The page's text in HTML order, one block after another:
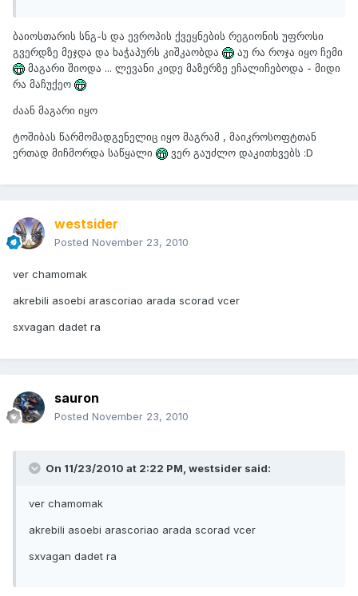
ბაიოსთარის სნგ-ს და ევროპის ქვეყნების რეგიონის უფროსი
გვერდზე მეჯდა და ხაჭაპურს კიშკაობდა
აუ რა როჯა იყო ჩემი
მაგარი შიოდა ... ლევანი კიდე მაზერზე ეჩალიჩებოდა - მიდი
რა მაჩუქეო
ძაან მაგარი იყო
ტოშიბას წარმომადგენელიც იყო მაგრამ , მაიკროსოფტთან
ერთად მიჩმორდა საწყალი
ვერ გაუძლო დაკითხვებს :D
westsider
Posted November 23, 2010
ver chamomak
akrebili asoebi arascoriao arada scorad vcer
sxvagan dadet ra
sauron
Posted November 23, 2010
On 11/23/2010 at 2:22 PM, westsider said:
ver chamomak
akrebili asoebi arascoriao arada scorad vcer
sxvagan dadet ra